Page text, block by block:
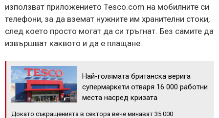
използват приложението Tesco.com на мобилните си
телефони, за да вземат нужните им хранителни стоки,
след което просто могат да си тръгнат. Без самите да
извършват каквото и да е плащане.
Най-голямата британска верига
супермаркети отваря 16 000 работни
места насред кризата
Докато съкращенията в сектора вече минават 35 000